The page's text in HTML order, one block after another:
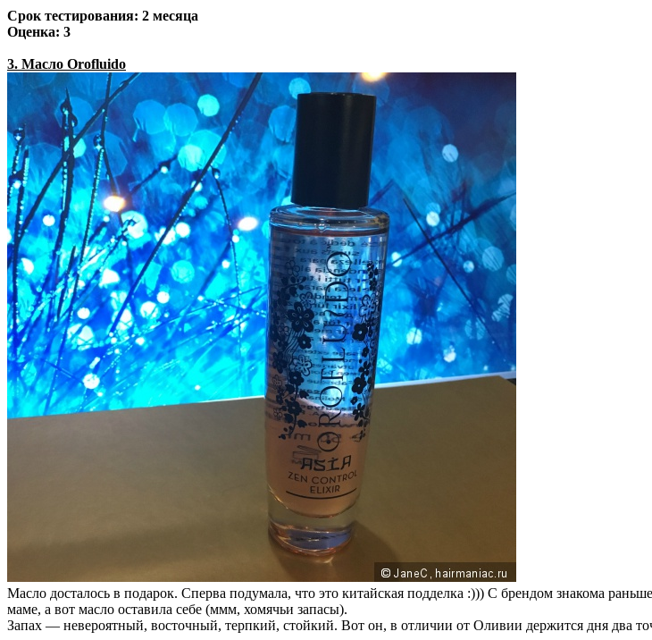
Срок тестирования: 2 месяца
Оценка: 3
3. Масло Orofluido
Масло досталось в подарок. Сперва подумала, что это китайская подделка :))) С брендом знакома
маме, а вот масло оставила себе (ммм, хомячьи запасы).
Запах — невероятный, восточный, терпкий, стойкий. Вот он, в отличии от Оливии держится дня два